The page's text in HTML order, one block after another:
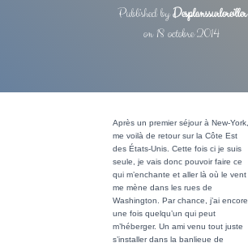
A
Published byDesplanssurloreiller
on18 octobre 2014
Après un premier séjour à New-York,
me voilà de retour sur la Côte Est
des États-Unis. Cette fois ci je suis
seule, je vais donc pouvoir faire ce
qui m’enchante et aller là où le vent
me mène dans les rues de
Washington. Par chance, j’ai encore
une fois quelqu’un qui peut
m’héberger. Un ami venu tout juste
s’installer dans la banlieue de